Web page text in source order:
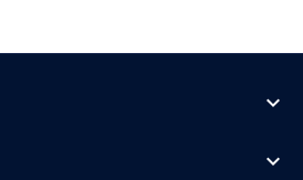
expand_more
expand_more